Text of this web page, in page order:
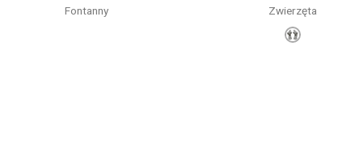
Fontanny Zwierzęta